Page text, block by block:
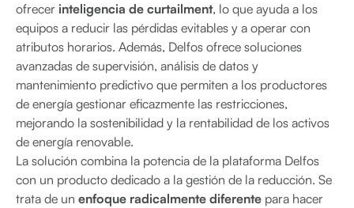
ofrecer inteligencia de curtailment, lo que ayuda a los
equipos a reducir las pérdidas evitables y a operar con
atributos horarios. Además, Delfos ofrece soluciones
avanzadas de supervisión, análisis de datos y
mantenimiento predictivo que permiten a los productores
de energía gestionar eficazmente las restricciones,
mejorando la sostenibilidad y la rentabilidad de los activos
de energía renovable.
La solución combina la potencia de la plataforma Delfos
con un producto dedicado a la gestión de la reducción. Se
trata de un enfoque radicalmente diferente para hacer